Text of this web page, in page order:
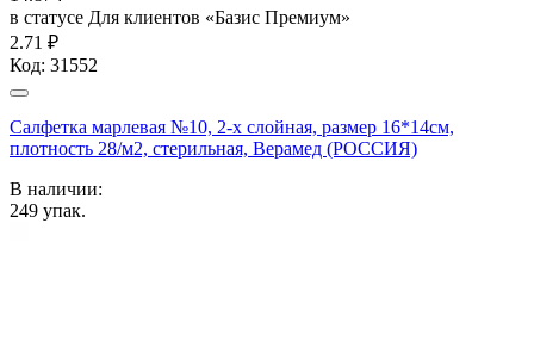
в статусе Для клиентов «Базис Премиум»
2.71 ₽
Код: 31552
Салфетка марлевая №10, 2-х слойная, размер 16*14см,
плотность 28/м2, стерильная, Верамед (РОССИЯ)
В наличии:
249 упак.